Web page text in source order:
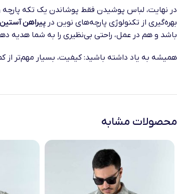
در نهایت، لباس پوشیدن فقط پوشاندن یک تکه
بهره‌گیری از تکنولوژی پارچه‌های نوین در پیراهن
باشد و هم در عمل، راحتی بی‌نظیری را به شما هدیه
همیشه به یاد داشته باشید: کیفیت، بسیار مهم‌تر
محصولات مشابه